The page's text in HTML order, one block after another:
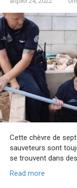
Cette chèvre de
sauveteurs sont
se trouvent dans
Read more